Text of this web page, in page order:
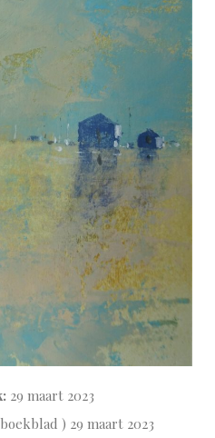
29 maart 2023
) 29 maart 2023